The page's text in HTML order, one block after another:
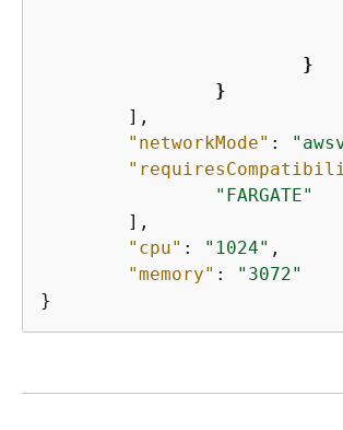
		}
"networkMode" :
"FARGATE"
"cpu" : "1024" ,
"memory" :
"3072"
}